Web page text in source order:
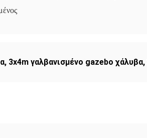
, 3x4m γαλβανισμένο gazebo χάλυβα,